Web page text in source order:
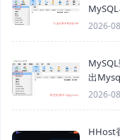
2026-
出
2026-
HHost